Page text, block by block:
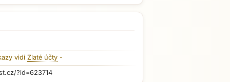
vidí Zlaté účty -
?id=623714